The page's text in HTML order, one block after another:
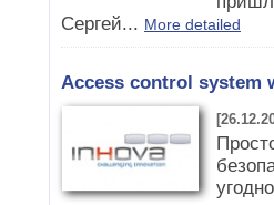
Сергей... More detailed
Access control system